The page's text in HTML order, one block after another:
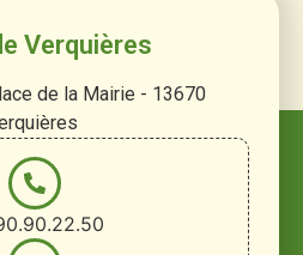
Verquières
de la Mairie - 13670